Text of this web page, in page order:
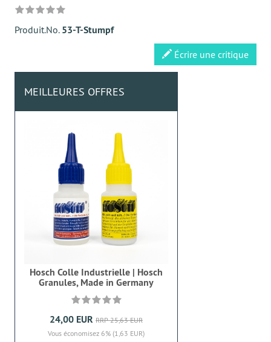
Produit.No. 53-T-Stumpf
Écrire une critique
MEILLEURES OFFRES
Hosch Colle Industrielle | Hosch
Granules, Made in Germany
24,00 EUR RRP 25,63 EUR
Vous économisez 6% (1,63 EUR)